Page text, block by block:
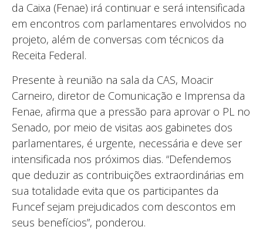
da Caixa (Fenae) irá continuar e será intensificada
em encontros com parlamentares envolvidos no
projeto, além de conversas com técnicos da
Receita Federal.
Presente à reunião na sala da CAS, Moacir
Carneiro, diretor de Comunicação e Imprensa da
Fenae, afirma que a pressão para aprovar o PL no
Senado, por meio de visitas aos gabinetes dos
parlamentares, é urgente, necessária e deve ser
intensificada nos próximos dias. “Defendemos
que deduzir as contribuições extraordinárias em
sua totalidade evita que os participantes da
Funcef sejam prejudicados com descontos em
seus benefícios”, ponderou.